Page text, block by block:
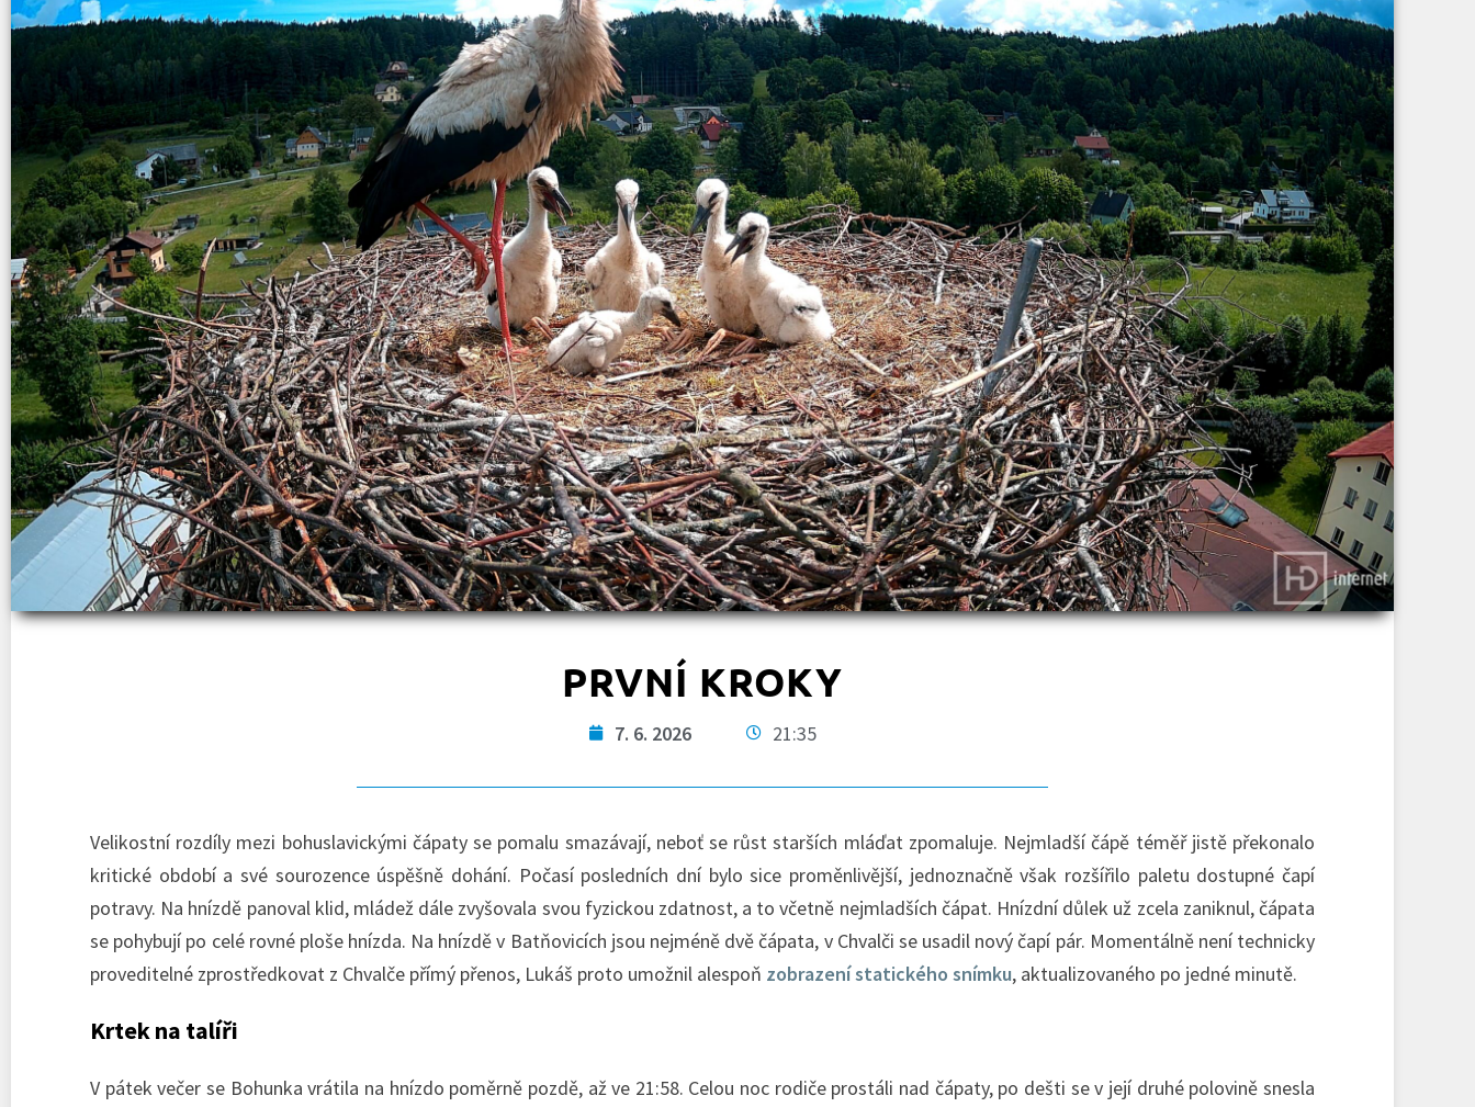
PRVNÍ KROKY
7. 6. 2026 21:35
Velikostní rozdíly mezi bohuslavickými čápaty se pomalu smazávají, neboť se růst starších mláďat zpomaluje. Nejmladší čápě téměř jistě překonalo
kritické období a své sourozence úspěšně dohání. Počasí posledních dní bylo sice proměnlivější, jednoznačně však rozšířilo paletu dostupné čapí
potravy. Na hnízdě panoval klid, mládež dále zvyšovala svou fyzickou zdatnost, a to včetně nejmladších čápat. Hnízdní důlek už zcela zaniknul, čápata
se pohybují po celé rovné ploše hnízda. Na hnízdě v Batňovicích jsou nejméně dvě čápata, v Chvalči se usadil nový čapí pár. Momentálně není technicky
proveditelné zprostředkovat z Chvalče přímý přenos, Lukáš proto umožnil alespoň zobrazení statického snímku, aktualizovaného po jedné minutě.
Krtek na talíři
V pátek večer se Bohunka vrátila na hnízdo poměrně pozdě, až ve 21:58. Celou noc rodiče prostáli nad čápaty, po dešti se v její druhé polovině snesla